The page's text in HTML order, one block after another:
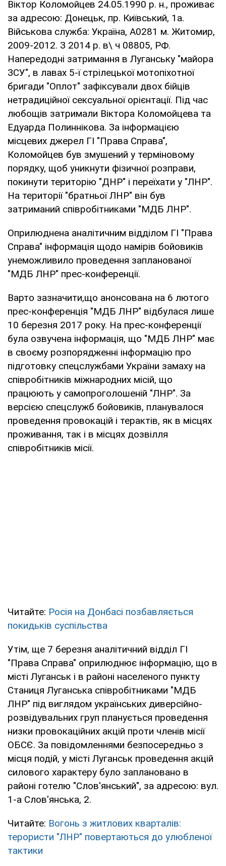
Віктор Коломойцев 24.05.1990 р. н., проживає
за адресою: Донецьк, пр. Київський, 1а.
Військова служба: Україна, А0281 м. Житомир,
2009-2012. З 2014 р. в\ ч 08805, РФ.
Напередодні затримання в Луганську "майора
ЗСУ", в лавах 5-ї стрілецької мотопіхотної
бригади "Оплот" зафіксували двох бійців
нетрадиційної сексуальної орієнтації. Під час
любощів затримали Віктора Коломойцева та
Едуарда Полиннікова. За інформацією
місцевих джерел ГІ "Права Справа",
Коломойцев був змушений у терміновому
порядку, щоб уникнути фізичної розправи,
покинути територію "ДНР" і переїхати у "ЛНР".
На території "братньої ЛНР" він був
затриманий співробітниками "МДБ ЛНР".
Оприлюднена аналітичним відділом ГІ "Права
Справа" інформація щодо намірів бойовиків
унеможливило проведення запланованої
"МДБ ЛНР" прес-конференції.
Варто зазначити,що анонсована на 6 лютого
прес-конференція "МДБ ЛНР" відбулася лише
10 березня 2017 року. На прес-конференції
була озвучена інформація, що "МДБ ЛНР" має
в своєму розпорядженні інформацію про
підготовку спецслужбами України замаху на
співробітників міжнародних місій, що
працюють у самопроголошеній "ЛНР". За
версією спецслужб бойовиків, планувалося
проведення провокацій і терактів, як в місцях
проживання, так і в місцях дозвілля
співробітників місії.
Читайте: Росія на Донбасі позбавляється
покидьків суспільства
Утім, ще 7 березня аналітичний відділ ГІ
"Права Справа" оприлюднює інформацію, що в
місті Луганськ і в районі населеного пункту
Станиця Луганська співробітниками "МДБ
ЛНР" під виглядом українських диверсійно-
розвідувальних груп планується проведення
низки провокаційних акцій проти членів місії
ОБСЄ. За повідомленнями безпосередньо з
місця подій, у місті Луганськ проведення акцій
силового характеру було заплановано в
районі готелю "Слов'янський", за адресою: вул.
1-а Слов'янська, 2.
Читайте: Вогонь з житлових кварталів:
терористи "ЛНР" повертаються до улюбленої
тактики